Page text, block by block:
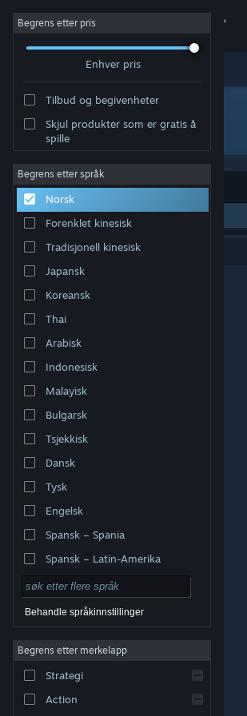
Logg inn
Om
Kundestøtte
Bytt språk
Skaff deg Steam-appen på mobil
Vis skrivebordsversjon
© Valve Corporation. Alle rettigheter reservert. Alle
Retningslinjer for personvern
Tilgjengelighet
|Steams abonnementsavtale
Refusjoner
Begrens etter pris
Enhver pris
Tilbud og begivenheter
Skjul produkter som er gratis å
spille
Begrens etter språk
Norsk
Forenklet kinesisk
Tradisjonell kinesisk
Japansk
Koreansk
Thai
Arabisk
Indonesisk
Malayisk
Bulgarsk
Tsjekkisk
Dansk
Tysk
Engelsk
Spansk – Spania
Spansk – Latin-Amerika
Behandle språkinnstillinger
Begrens etter merkelapp
Strategi
Action
Utvikler: PQubeGames
Sorter etter Relevans
0 treff på søket.